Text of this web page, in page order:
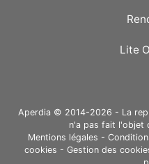
Lite
Aperdia © 2014-2026 - La
n'a pas fait l'objet
Mentions légales -
cookies - Gestion des